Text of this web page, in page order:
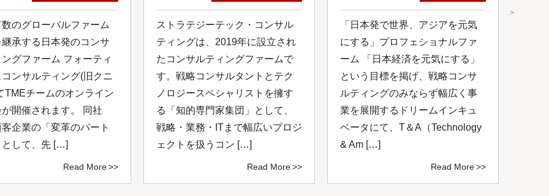
のグローバルファーム
承する日本発のコンサ
グファーム フォーティ
ンサルティング(旧クニ
TMEチームのオンライン
開催されます。 同社
企業の「変革のパート
として、先 […]
Read More
ストラテジーテック・コンサル
ティングは、2019年に設立され
たコンサルティングファームで
す。戦略コンサルタントとテク
ノロジースペシャリストを擁す
る「知的専⾨家集団」として、
戦略・業務・ITまで幅広いプロジ
ェクトを扱うコン […]
Read More
「日本発で世界、アジアを元気
にする」プロフェショナルファ
ーム 「日本経済を元気にする」
という目標を掲げ、戦略コンサ
ルティングのみならず幅広く事
業を展開するドリームインキュ
ベータにて、T＆A（Technology
& Am […]
Read More
＞